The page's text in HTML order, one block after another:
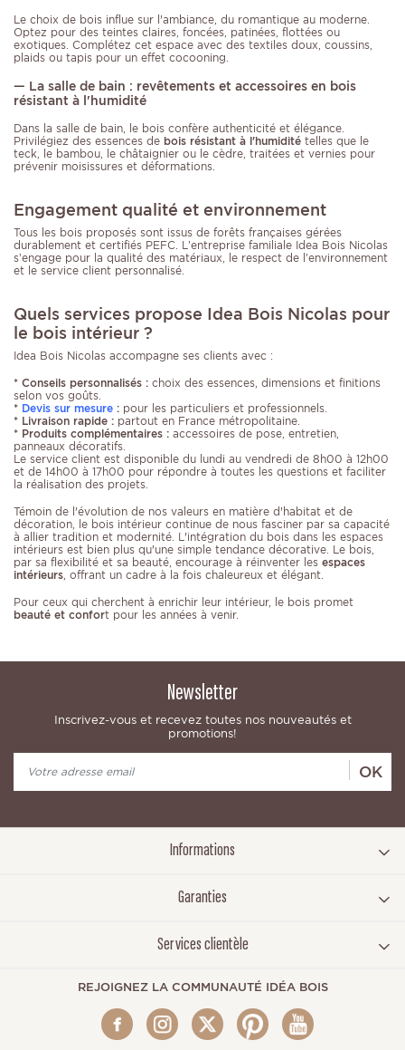
Le choix de bois influe sur l'ambiance, du romantique au moderne.
Optez pour des teintes claires, foncées, patinées, flottées ou
exotiques. Complétez cet espace avec des textiles doux, coussins,
plaids ou tapis pour un effet cocooning.
— La salle de bain : revêtements et accessoires en bois
résistant à l'humidité
Dans la salle de bain, le bois confère authenticité et élégance.
Privilégiez des essences de bois résistant à l'humidité telles que le
teck, le bambou, le châtaignier ou le cèdre, traitées et vernies pour
prévenir moisissures et déformations.
Engagement qualité et environnement
Tous les bois proposés sont issus de forêts françaises gérées
durablement et certifiés PEFC. L’entreprise familiale Idea Bois Nicolas
s’engage pour la qualité des matériaux, le respect de l’environnement
et le service client personnalisé.
Quels services propose Idea Bois Nicolas pour
le bois intérieur ?
Idea Bois Nicolas accompagne ses clients avec :
* Conseils personnalisés : choix des essences, dimensions et finitions
selon vos goûts.
* Devis sur mesure : pour les particuliers et professionnels.
* Livraison rapide : partout en France métropolitaine.
* Produits complémentaires : accessoires de pose, entretien,
panneaux décoratifs.
Le service client est disponible du lundi au vendredi de 8h00 à 12h00
et de 14h00 à 17h00 pour répondre à toutes les questions et faciliter
la réalisation des projets.
Témoin de l'évolution de nos valeurs en matière d'habitat et de
décoration, le bois intérieur continue de nous fasciner par sa capacité
à allier tradition et modernité. L'intégration du bois dans les espaces
intérieurs est bien plus qu'une simple tendance décorative. Le bois,
par sa flexibilité et sa beauté, encourage à réinventer les espaces
intérieurs , offrant un cadre à la fois chaleureux et élégant.
Pour ceux qui cherchent à enrichir leur intérieur, le bois promet
beauté et confort pour les années à venir.
Newsletter
Inscrivez-vous et recevez toutes nos nouveautés et
promotions!
OK
Informations
Garanties
Services clientèle
REJOIGNEZ LA COMMUNAUTÉ IDÉA BOIS